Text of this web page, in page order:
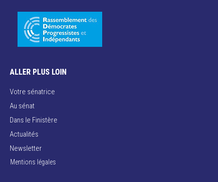
ALLER PLUS LOIN
Votre sénatrice
Au sénat
Dans le Finistère
Actualités
Newsletter
Mentions légales